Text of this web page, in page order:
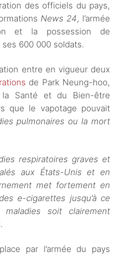
des officiels du pays,
News 24, l’armée
et la possession de
600 000 soldats.
entre en vigueur deux
de Park Neung-hoo,
Santé et du Bien-être
que le vapotage pouvait
pulmonaires ou la mort
respiratoires graves et
aux États-Unis et en
met fortement en
e-cigarettes jusqu’à ce
soit clairement
par l’armée du pays